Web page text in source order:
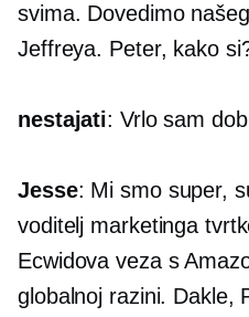
svima. Dovedimo
Jeffreya. Peter, kako
nestajati: Vrlo sam
Jesse: Mi smo super,
voditelj marketinga
Ecwidova veza s
globalnoj razini. Dakle,